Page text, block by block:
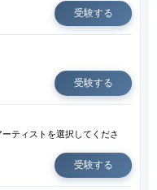
受験する
受験する
ティストを選択してくださ
受験する